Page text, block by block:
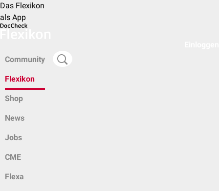
Das Flexikon
als App
Community
Flexikon
Shop
News
Jobs
CME
Flexa